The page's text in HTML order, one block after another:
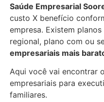
Saúde Empresarial
custo X benefício
empresa. Existem
regional, plano com ou
empresariais mais
Aqui você vai encontrar
empresariais para
familiares.